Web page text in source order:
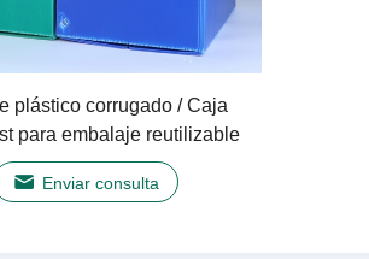
plástico corrugado / Caja
para embalaje reutilizable
Enviar consulta